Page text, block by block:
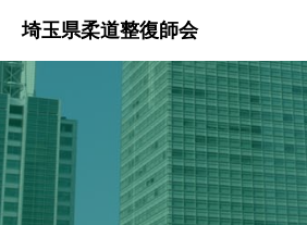
本会のご紹介
情報公開